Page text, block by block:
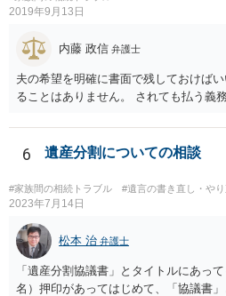
がなかったもの」にすることはできま
がありえますが、その予防方法は、遺
難しいです。
2019年9月13日
内藤 政信 弁護士
夫の希望を明確に書面で残しておけば
ることはありません。 されても払う義
6 遺産分割についての相談
#家族間の相続トラブル #遺言の書き直し・やり
2023年7月14日
松本 治 弁護士
「遺産分割協議書」とタイトルにあっ
名）押印があってはじめて、「協議書